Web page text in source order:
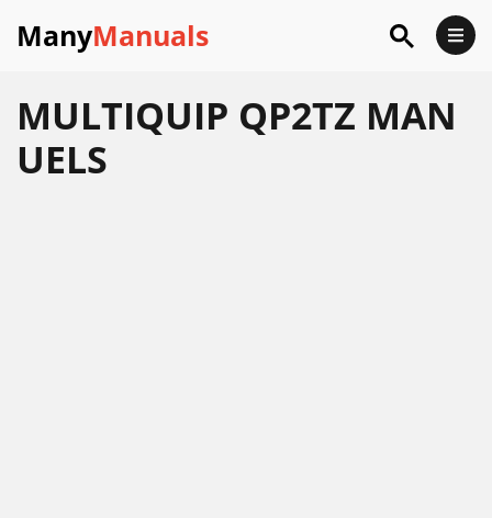
ManyManuals
MULTIQUIP QP2TZ MAN
UELS